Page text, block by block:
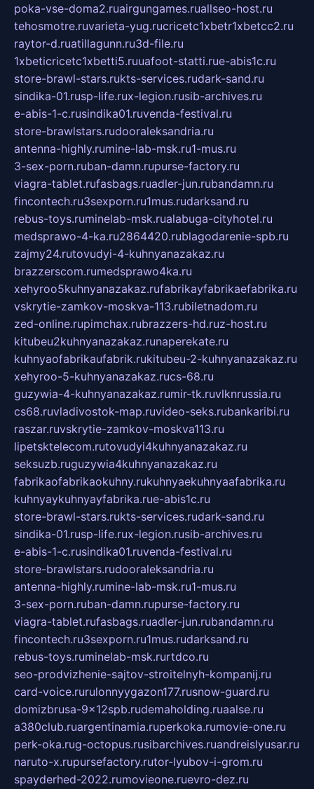
poka-vse-doma2.ruairgungames.ruallseo-host.ru
tehosmotre.ruvarieta-yug.rucricetc1xbetr1xbetcc2.ru
raytor-d.ruatillagunn.ru3d-file.ru
1xbeticricetc1xbetti5.ruuafoot-statti.rue-abis1c.ru
store-brawl-stars.rukts-services.rudark-sand.ru
sindika-01.rusp-life.rux-legion.rusib-archives.ru
e-abis-1-c.rusindika01.ruvenda-festival.ru
store-brawlstars.rudooraleksandria.ru
antenna-highly.rumine-lab-msk.ru1-mus.ru
3-sex-porn.ruban-damn.rupurse-factory.ru
viagra-tablet.rufasbags.ruadler-jun.rubandamn.ru
fincontech.ru3sexporn.ru1mus.rudarksand.ru
rebus-toys.ruminelab-msk.rualabuga-cityhotel.ru
medsprawo-4-ka.ru2864420.rublagodarenie-spb.ru
zajmy24.rutovudyi-4-kuhnyanazakaz.ru
brazzerscom.rumedsprawo4ka.ru
xehyroo5kuhnyanazakaz.rufabrikayfabrikaefabrika.ru
vskrytie-zamkov-moskva-113.rubiletnadom.ru
zed-online.rupimchax.rubrazzers-hd.ruz-host.ru
kitubeu2kuhnyanazakaz.runaperekate.ru
kuhnyaofabrikaufabrik.rukitubeu-2-kuhnyanazakaz.ru
xehyroo-5-kuhnyanazakaz.rucs-68.ru
guzywia-4-kuhnyanazakaz.rumir-tk.ruvlknrussia.ru
cs68.ruvladivostok-map.ruvideo-seks.rubankaribi.ru
raszar.ruvskrytie-zamkov-moskva113.ru
lipetsktelecom.rutovudyi4kuhnyanazakaz.ru
seksuzb.ruguzywia4kuhnyanazakaz.ru
fabrikaofabrikaokuhny.rukuhnyaekuhnyaafabrika.ru
kuhnyaykuhnyayfabrika.rue-abis1c.ru
store-brawl-stars.rukts-services.rudark-sand.ru
sindika-01.rusp-life.rux-legion.rusib-archives.ru
e-abis-1-c.rusindika01.ruvenda-festival.ru
store-brawlstars.rudooraleksandria.ru
antenna-highly.rumine-lab-msk.ru1-mus.ru
3-sex-porn.ruban-damn.rupurse-factory.ru
viagra-tablet.rufasbags.ruadler-jun.rubandamn.ru
fincontech.ru3sexporn.ru1mus.rudarksand.ru
rebus-toys.ruminelab-msk.rurtdco.ru
seo-prodvizhenie-sajtov-stroitelnyh-kompanij.ru
card-voice.rurulonnyygazon177.rusnow-guard.ru
domizbrusa-9x12spb.rudemaholding.ruaalse.ru
a380club.ruargentinamia.ruperkoka.rumovie-one.ru
perk-oka.rug-octopus.rusibarchives.ruandreislyusar.ru
naruto-x.rupursefactory.rutor-lyubov-i-grom.ru
spayderhed-2022.rumovieone.ruevro-dez.ru